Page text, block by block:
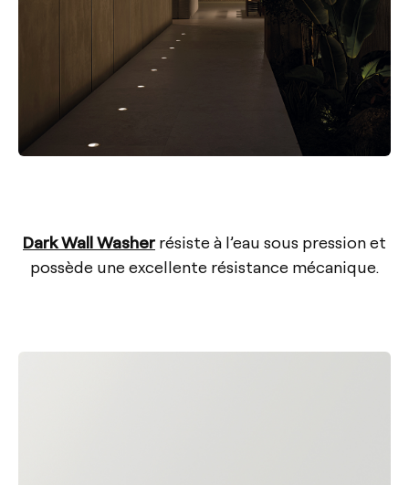
Dark Wall Washer résiste à l’eau sous pression et
possède une excellente résistance mécanique.